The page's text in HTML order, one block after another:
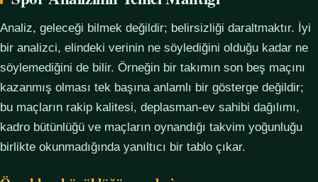
Analiz, geleceği bilmek değildir; belirsizliği daraltmaktır. İyi
bir analizci, elindeki verinin ne söylediğini olduğu kadar ne
söylemediğini de bilir. Örneğin bir takımın son beş maçını
kazanmış olması tek başına anlamlı bir gösterge değildir;
bu maçların rakip kalitesi, deplasman-ev sahibi dağılımı,
kadro bütünlüğü ve maçların oynandığı takvim yoğunluğu
birlikte okunmadığında yanıltıcı bir tablo çıkar.